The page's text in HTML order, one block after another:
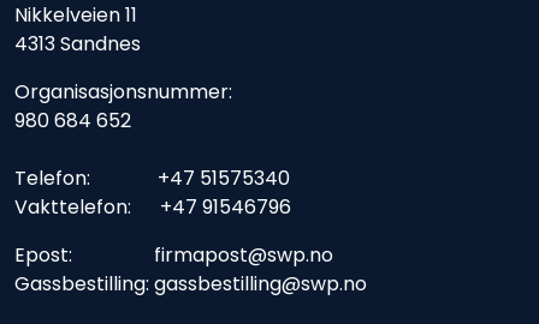
Nikkelveien 11
4313 Sandnes
Organisasjonsnummer:
980 684 652
Telefon: +47 51575340
Vakttelefon: +47 91546796
Epost: firmapost@swp.no
Gassbestilling: gassbestilling@swp.no